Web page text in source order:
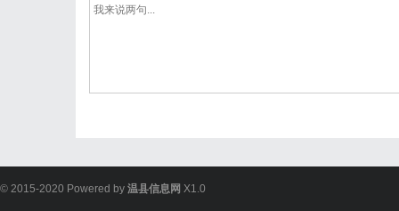
© 2015-2020 Powered by 温县信息网 X1.0